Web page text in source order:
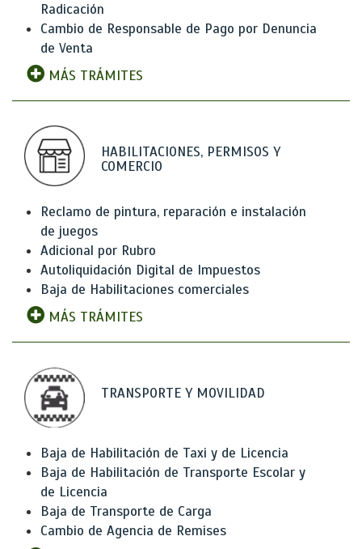
Radicación
Cambio de Responsable de Pago por Denuncia
de Venta
MÁS TRÁMITES
HABILITACIONES, PERMISOS Y
COMERCIO
Reclamo de pintura, reparación e instalación
de juegos
Adicional por Rubro
Autoliquidación Digital de Impuestos
Baja de Habilitaciones comerciales
MÁS TRÁMITES
TRANSPORTE Y MOVILIDAD
Baja de Habilitación de Taxi y de Licencia
Baja de Habilitación de Transporte Escolar y
de Licencia
Baja de Transporte de Carga
Cambio de Agencia de Remises